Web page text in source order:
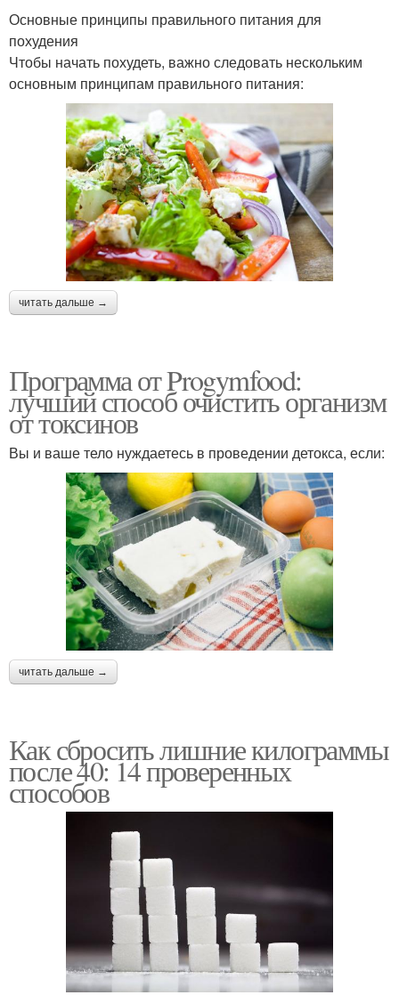
Основные принципы правильного питания для
похудения
Чтобы начать похудеть, важно следовать нескольким
основным принципам правильного питания:
читать дальше →
Программа от Progymfood:
лучший способ очистить организм
от токсинов
Вы и ваше тело нуждаетесь в проведении детокса, если:
читать дальше →
Как сбросить лишние килограммы
после 40: 14 проверенных
способов